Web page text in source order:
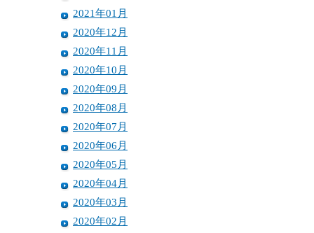
2021年01月
2020年12月
2020年11月
2020年10月
2020年09月
2020年08月
2020年07月
2020年06月
2020年05月
2020年04月
2020年03月
2020年02月